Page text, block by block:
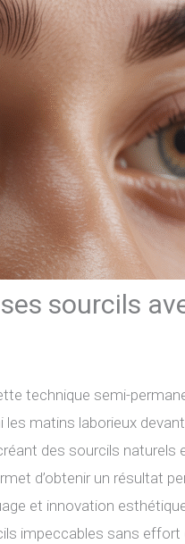
sourcils
technique semi-
matins laborieux
des sourcils naturels
d’obtenir un résultat
et innovation
impeccables sans effort